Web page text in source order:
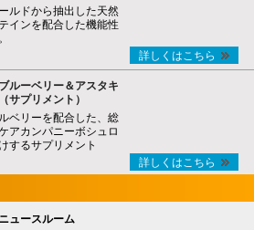
ルドから抽出した天然
インを配合した機能性
詳しくはこちら
ルーベリー＆アスタキ
サプリメント）
ベリーを配合した、総
アカンパニーボシュロ
するサプリメント
詳しくはこちら
ニュースルーム